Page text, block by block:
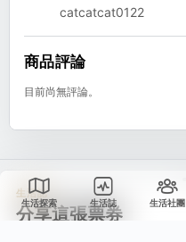
生活探索 生活誌 生活社團
catcatcat0122
商品評論
目前尚無評論。
生活誌
分享這張票券